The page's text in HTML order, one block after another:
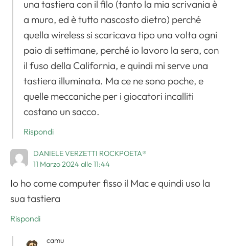
una tastiera con il filo (tanto la mia scrivania è
a muro, ed è tutto nascosto dietro) perché
quella wireless si scaricava tipo una volta ogni
paio di settimane, perché io lavoro la sera, con
il fuso della California, e quindi mi serve una
tastiera illuminata. Ma ce ne sono poche, e
quelle meccaniche per i giocatori incalliti
costano un sacco.
Rispondi
DANIELE VERZETTI ROCKPOETA®
11 Marzo 2024 alle 11:44
Io ho come computer fisso il Mac e quindi uso la
sua tastiera
Rispondi
camu